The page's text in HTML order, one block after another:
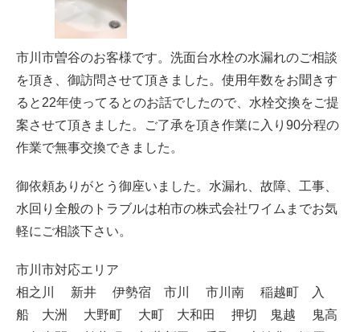
市川市曽谷のお客様です。洗面台水栓の水漏れのご相談
を頂き、御訪問させて頂きました。使用年数をお聞きす
ると22年使ってるとのお話でしたので、水栓交換をご提
案させて頂きました。ご了承を頂き作業に入り90分程の
作業で無事交換できました。
御依頼ありがとう御座いました。水漏れ、故障、工事、
水回り全般のトラブルは柏市の株式会社ワイムまでお気
軽にご相談下さい。
市川市対応エリア
相之川 新井 伊勢宿 市川 市川南 稲越町 入
船 大洲 大野町 大町 大和田 押切 鬼越 鬼高